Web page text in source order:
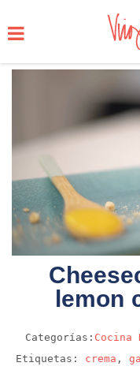
lemon
Categorías: Cocina
Etiquetas: crema ,